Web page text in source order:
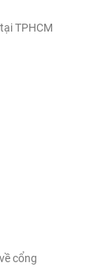
TPHCM
cổng